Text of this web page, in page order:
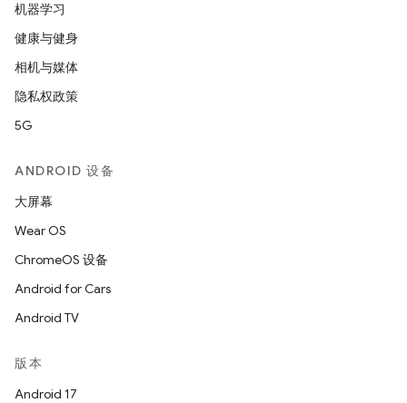
机器学习
健康与健身
相机与媒体
隐私权政策
5G
ANDROID 设备
大屏幕
Wear OS
ChromeOS 设备
Android for Cars
Android TV
版本
Android 17